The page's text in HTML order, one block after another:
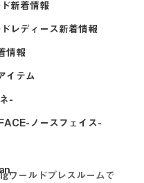
新着情報
レディース新着情報
情報
イテム
-
ノースフェイス-
ワールドプレスルームで